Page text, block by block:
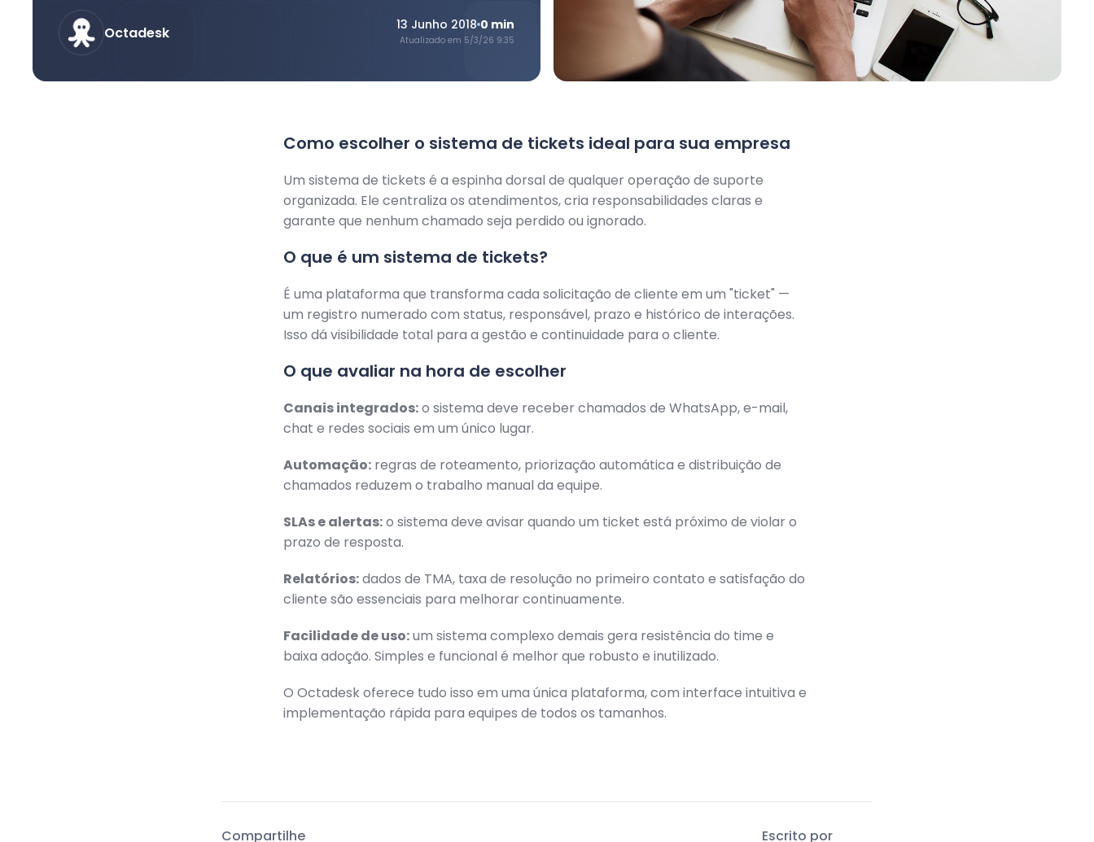
Octadesk 13 Junho 2018 0 min
Atualizado em 5/3/26 9:35
Como escolher o sistema de tickets ideal para sua empresa
Um sistema de tickets é a espinha dorsal de qualquer operação de suporte
organizada. Ele centraliza os atendimentos, cria responsabilidades claras e
garante que nenhum chamado seja perdido ou ignorado.
O que é um sistema de tickets?
É uma plataforma que transforma cada solicitação de cliente em um "ticket" —
um registro numerado com status, responsável, prazo e histórico de interações.
Isso dá visibilidade total para a gestão e continuidade para o cliente.
O que avaliar na hora de escolher
Canais integrados:o sistema deve receber chamados de WhatsApp, e-mail,
chat e redes sociais em um único lugar.
Automação: regras de roteamento, priorização automática e distribuição de
chamados reduzem o trabalho manual da equipe.
SLAs e alertas:o sistema deve avisar quando um ticket está próximo de violar o
prazo de resposta.
Relatórios:dados de TMA, taxa de resolução no primeiro contato e satisfação do
cliente são essenciais para melhorar continuamente.
Facilidade de uso:um sistema complexo demais gera resistência do time e
baixa adoção. Simples e funcional é melhor que robusto e inutilizado.
O Octadesk oferece tudo isso em uma única plataforma, com interface intuitiva e
implementação rápida para equipes de todos os tamanhos.
Compartilhe
Escrito por